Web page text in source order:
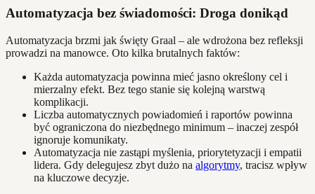
Automatyzacja bez świadomości: Droga donikąd
Automatyzacja brzmi jak święty Graal – ale wdrożona bez refleksji
prowadzi na manowce. Oto kilka brutalnych faktów:
Każda automatyzacja powinna mieć jasno określony cel i
mierzalny efekt. Bez tego stanie się kolejną warstwą
komplikacji.
Liczba automatycznych powiadomień i raportów powinna
być ograniczona do niezbędnego minimum – inaczej zespół
ignoruje komunikaty.
Automatyzacja nie zastąpi myślenia, priorytetyzacji i empatii
lidera. Gdy delegujesz zbyt dużo na algorytmy, tracisz wpływ
na kluczowe decyzje.